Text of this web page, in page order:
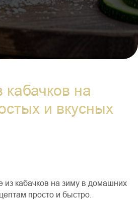
на
и вкусных
из кабачков на зиму в домашних
просто и быстро.